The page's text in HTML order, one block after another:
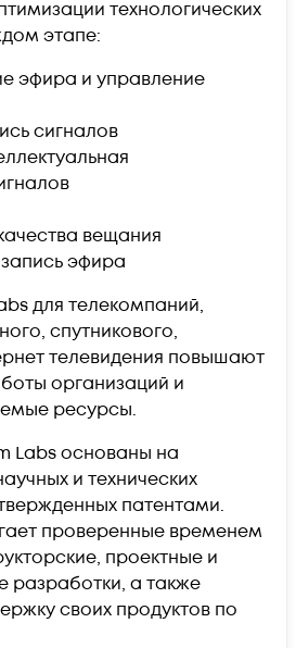
технологических
этапе:
эфира и управление
сигналов
вещания
эфира
для телекомпаний,
спутникового,
телевидения повышают
организаций и
ресурсы.
Labs основаны на
и технических
патентами.
проверенные временем
проектные и
разработки, а также
своих продуктов по